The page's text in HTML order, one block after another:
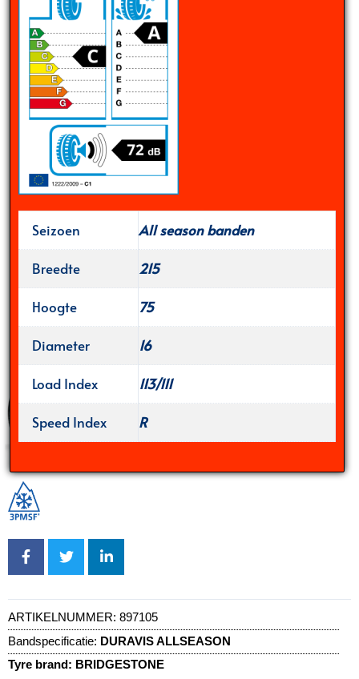
Seizoen
All season banden
Breedte
215
Hoogte
75
Diameter
16
Load Index
113/111
Speed Index
R
ARTIKELNUMMER: 897105
Bandspecificatie: DURAVIS ALLSEASON
Tyre brand: BRIDGESTONE